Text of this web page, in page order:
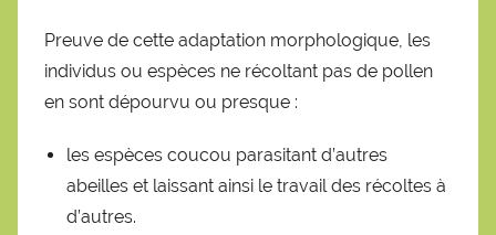
Preuve de cette adaptation morphologique, les
individus ou espèces ne récoltant pas de pollen
en sont dépourvu ou presque :
les espèces coucou parasitant d’autres
abeilles et laissant ainsi le travail des récoltes à
d’autres.